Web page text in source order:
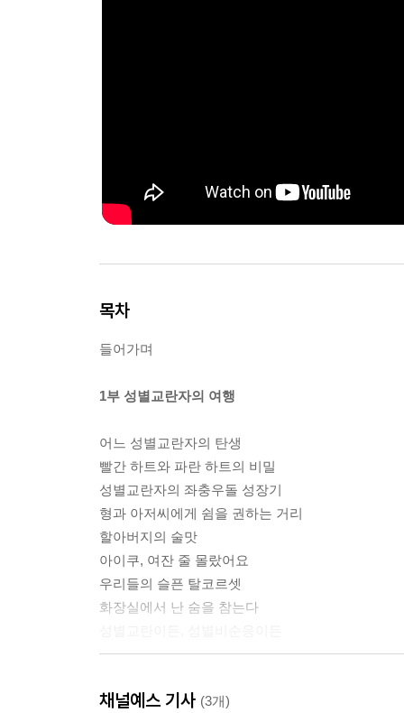
목차
들어가며
1부 성별교란자의 여행
어느 성별교란자의 탄생
빨간 하트와 파란 하트의 비밀
성별교란자의 좌충우돌 성장기
형과 아저씨에게 쉼을 권하는 거리
할아버지의 술맛
아이쿠, 여잔 줄 몰랐어요
우리들의 슬픈 탈코르셋
화장실에서 난 숨을 참는다
채널예스 기사 (3개)